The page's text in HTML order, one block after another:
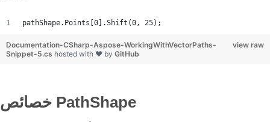
pathShape.Points[0].Shift(0, 25);
view raw
Documentation-CSharp-Aspose-WorkingWithVectorPaths-
Snippet-5.cs hosted with ❤ by GitHub
خصائص PathShape